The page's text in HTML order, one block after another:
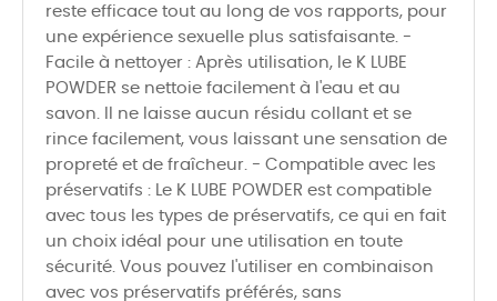
reste efficace tout au long de vos rapports, pour
une expérience sexuelle plus satisfaisante. -
Facile à nettoyer : Après utilisation, le K LUBE
POWDER se nettoie facilement à l'eau et au
savon. Il ne laisse aucun résidu collant et se
rince facilement, vous laissant une sensation de
propreté et de fraîcheur. - Compatible avec les
préservatifs : Le K LUBE POWDER est compatible
avec tous les types de préservatifs, ce qui en fait
un choix idéal pour une utilisation en toute
sécurité. Vous pouvez l'utiliser en combinaison
avec vos préservatifs préférés, sans